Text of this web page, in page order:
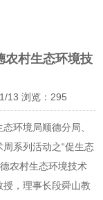
农村生态环境技
13 浏览： 295
环境局顺德分局、
系列活动之“促生态
农村生态环境技术
，理事长段舜山教